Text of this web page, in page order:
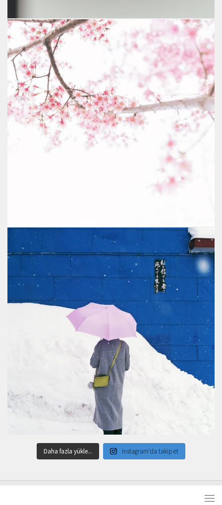
Daha fazla yükle... Instagram'da takip et